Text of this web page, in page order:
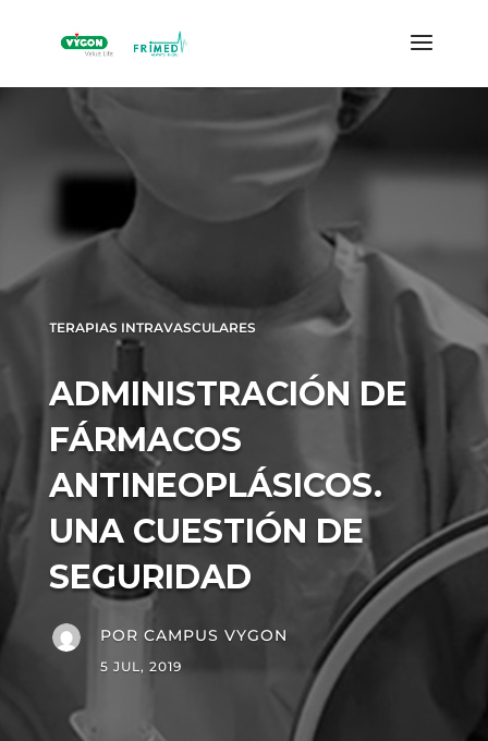
TERAPIAS INTRAVASCULARES
ADMINISTRACIÓN DE
FÁRMACOS
ANTINEOPLÁSICOS.
UNA CUESTIÓN DE
SEGURIDAD
POR CAMPUS VYGON
5 JUL, 2019